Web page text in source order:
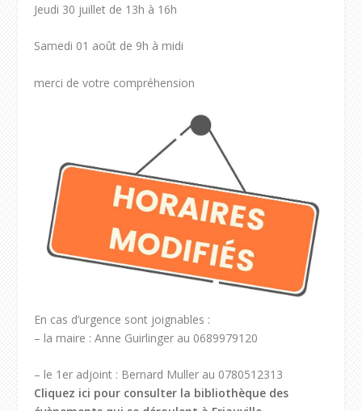
Jeudi 30 juillet de 13h à 16h
Samedi 01 août de 9h à midi
merci de votre compréhension
En cas d’urgence sont joignables :
– la maire : Anne Guirlinger au 0689979120
– le 1er adjoint : Bernard Muller au 0780512313
Cliquez ici pour consulter la bibliothèque des